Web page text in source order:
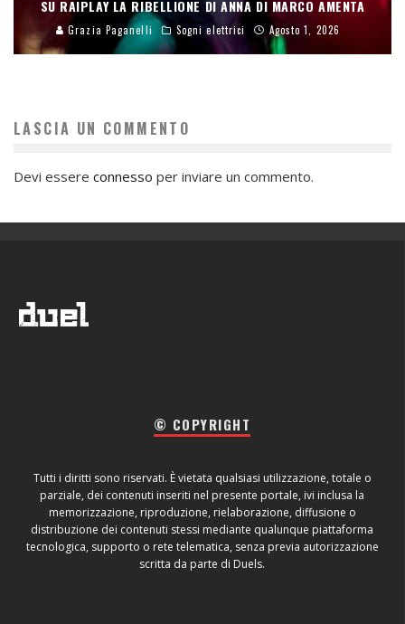
SU RAIPLAY LA RIBELLIONE DI ANNA DI MARCO AMENTA
Grazia Paganelli Sogni elettrici Agosto 1, 2026
LASCIA UN COMMENTO
Devi essere connesso per inviare un commento.
© COPYRIGHT
Tutti i diritti sono riservati. È vietata qualsiasi utilizzazione, totale o
parziale, dei contenuti inseriti nel presente portale, ivi inclusa la
memorizzazione, riproduzione, rielaborazione, diffusione o
distribuzione dei contenuti stessi mediante qualunque piattaforma
tecnologica, supporto o rete telematica, senza previa autorizzazione
scritta da parte di Duels.